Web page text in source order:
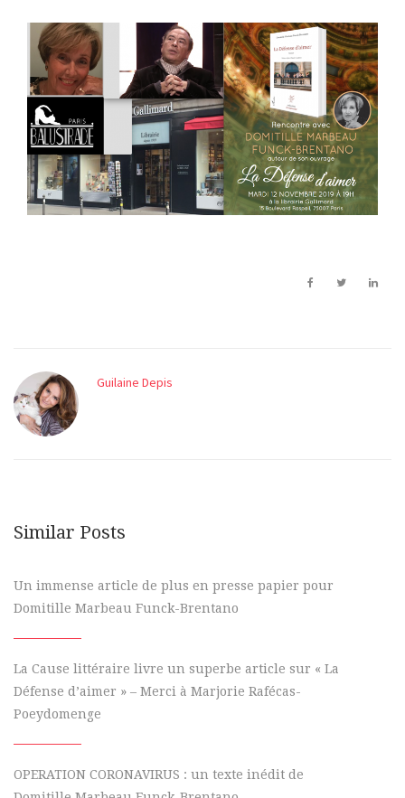
Guilaine Depis
Similar Posts
Un immense article de plus en presse papier pour
Domitille Marbeau Funck-Brentano
La Cause littéraire livre un superbe article sur « La
Défense d’aimer » – Merci à Marjorie Rafécas-
Poeydomenge
OPERATION CORONAVIRUS : un texte inédit de